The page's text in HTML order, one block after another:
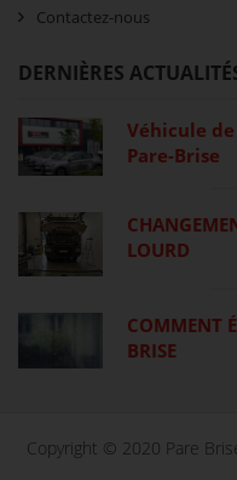
Contactez-nous
DERNIÈRES
Véhicule
Pare-Brise
LOURD
COMMENT
BRISE
Copyright © 2020 Pare